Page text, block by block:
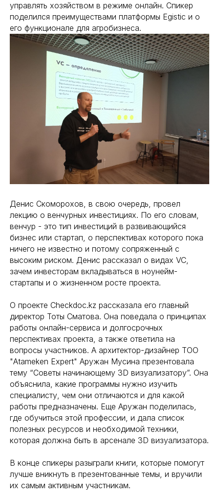
управлять хозяйством в режиме онлайн. Спикер
поделился преимуществами платформы Egistic и о
его функционале для агробизнеса.
Денис Скоморохов, в свою очередь, провел
лекцию о венчурных инвестициях. По его словам,
венчур - это тип инвестиций в развивающийся
бизнес или стартап, о перспективах которого пока
ничего не известно и потому сопряженный с
высоким риском. Денис рассказал о видах VC,
зачем инвесторам вкладываться в ноунейм-
стартапы и о жизненном росте проекта.
О проекте Checkdoc.kz рассказала его главный
директор Тоты Сматова. Она поведала о принципах
работы онлайн-сервиса и долгосрочных
перспективах проекта, а также ответила на
вопросы участников. А архитектор-дизайнер ТОО
"Atameken Expert" Аружан Мусина презентовала
тему “Советы начинающему 3D визуализатору”. Она
объяснила, какие программы нужно изучить
специалисту, чем они отличаются и для какой
работы предназначены. Еще Аружан поделилась,
где обучиться этой профессии, и дала список
полезных ресурсов и необходимой техники,
которая должна быть в арсенале 3D визуализатора.
В конце спикеры разыграли книги, которые помогут
лучше вникнуть в презентованные темы, и вручили
их самым активным участникам.